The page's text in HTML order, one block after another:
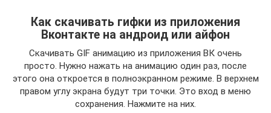
Как скачивать гифки из приложения
Вконтакте на андроид или айфон
Скачивать GIF анимацию из приложения ВК очень
просто. Нужно нажать на анимацию один раз, после
этого она откроется в полноэкранном режиме. В верхнем
правом углу экрана будут три точки. Это вход в меню
сохранения. Нажмите на них.